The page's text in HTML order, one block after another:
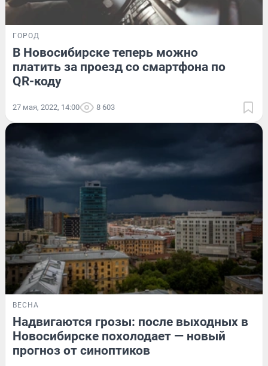
ГОРОД
В Новосибирске теперь можно
платить за проезд со смартфона по
QR-коду
27 мая, 2022, 14:00 8 603
ВЕСНА
Надвигаются грозы: после выходных в
Новосибирске похолодает — новый
прогноз от синоптиков